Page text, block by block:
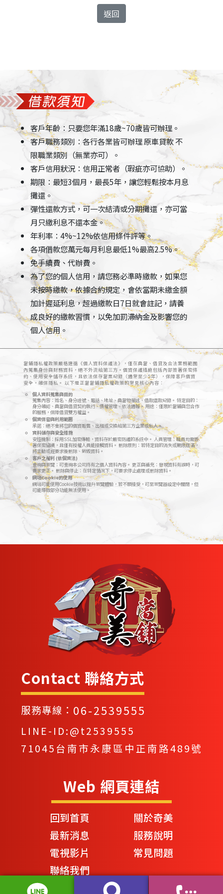
返回
客戶年齡：只要您年滿18歲~70歲皆可辦理。
客戶職務類別：各行各業皆可辦理 原車貸款 不
限職業類別（無業亦可）。
客戶信用狀況：信用正常者（瑕疵亦可協助）。
期限：最短3個月，最長5年，讓您輕鬆按本月息
攤還。
彈性還款方式，可一次結清或分期攤還，亦可當
月只繳利息不還本金。
年利率：4%~12%依信用條件評等。
各項借款您萬元每月利息最低1%最高2.5%。
免手續費、代辦費。
為了您的個人信用，請您務必準時繳款，如果您
未按時繳款，依據合約規定，會依當期未繳金額
加計遲延利息，超過繳款日7日就會註記，請養
成良好的繳款習慣，以免加罰滯納金及影響您的
個人信用。
當鋪隱私權政策嚴格遵循《個人資料保護法》，僅在典當、借貸及合法業務範圍
內蒐集身份與財務資料，絕不外流給第三方。個資保護措施包括內部簽署保密條
約、使用安全儲存系統，且依法保存當票紀錄（通常至少5年），保障客戶個資
安全，確保隱私。 以下是正當當鋪隱私權政策的常見核心內容：
個人資料蒐集與目的
蒐集內容：姓名、身分證號、電話、地址、典當物描述、借款還款紀錄。 特定目的：
身分確認、典當與借貸契約執行、債權管理、依法通報。 用途：僅限於當鋪與您合作
的服務，保障借貸雙方權益。
個資保密與利用範圍
承諾：絕不會將您的個資販售、出租或交換給第三方企業或私人。
資料儲存與安全措施
安控機制：採用SSL加密傳輸，資料存於嚴密防護的系統中。 人員管理：職員均需簽
署保密協議，且僅有授權人員能接觸資料。 刪除原則：若特定目的消失或期限屆滿，
將主動或經要求後刪除、銷毀資料。
客戶之權利 (依個資法)
查詢與瀏覽：可查詢本公司持有之個人資料內容。 更正與補充：發現資料有誤時，可
要求更正。 刪除與停止：在特定情況下，可要求停止處理或刪除資料。
網站Cookie的使用
網站可能使用Cookie技術以提升瀏覽體驗，若不願接受，可至瀏覽器設定中關閉，但
可能導致部分功能無法使用。
Contact 聯絡方式
服務專線： 06-2539555
LINE-ID:@t2539555
71045台南市永康區中正南路489號
Web 網頁連結
回到首頁
關於奇美
最新消息
服務說明
電視影片
常見問題
聯絡我們